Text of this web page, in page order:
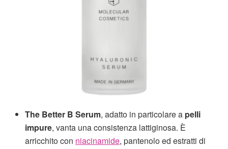
The Better B Serum, adatto in particolare a pelli
impure, vanta una consistenza lattiginosa. È
arricchito con niacinamide, pantenolo ed estratti di